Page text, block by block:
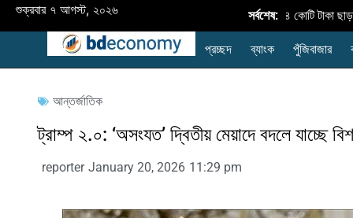
শুক্রবার ৭ আগস্ট, ২০২৬ সর্বশেষ:
অর্থবছর ২৬-এ কৃষি ঋণ বিতরণ ৪২,৮৩৪ কোটি টাকা ছাড়াল:
প্রচ্ছদ ব্যাংক পুঁজিবাজার
আন্তর্জাতিক
ট্রাম্প ২.০: ‘অসংযত’ দ্বিতীয় মেয়াদে বদলে যাচ্ছে
reporter January 20, 2026 11:29 pm